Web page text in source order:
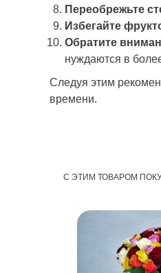
Переобрежьте
Избегайте
Обратите
нуждаются в
Следуя этим
времени.
С ЭТИМ ТОВАРОМ